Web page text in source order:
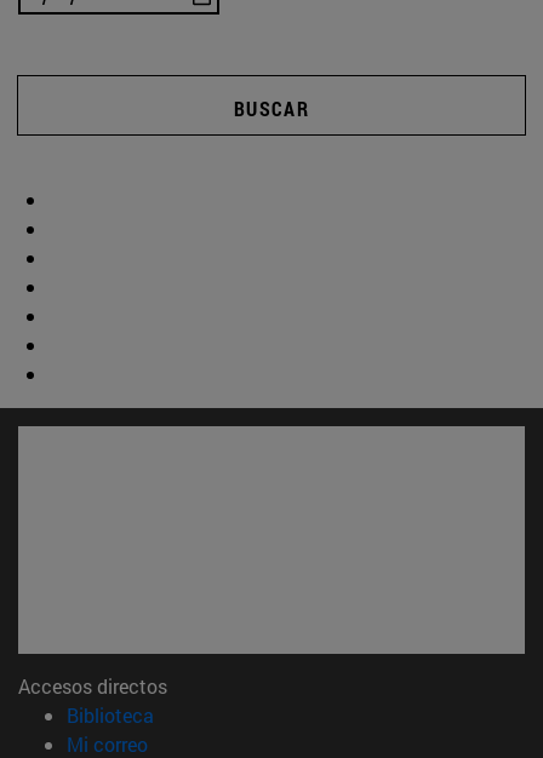
BUSCAR
Accesos directos
Biblioteca
Mi correo(abre en nueva ventana)